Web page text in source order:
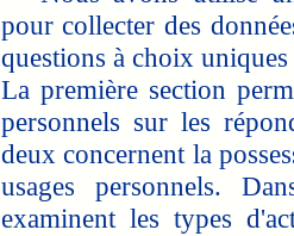
pour collecter des
questions à choix
La première section
personnels sur les
deux concernent la
usages personnels.
examinent les types